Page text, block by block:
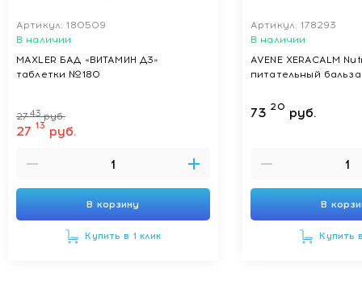
Артикул: 180509
В наличии
MAXLER БАД «ВИТАМИН Д3»
таблетки №180
2743 руб.
27 13 руб.
В корзину
Купить в 1 клик
Артикул: 178293
В наличии
AVENE XERACALM
питательный
73 20 руб.
В
Купить